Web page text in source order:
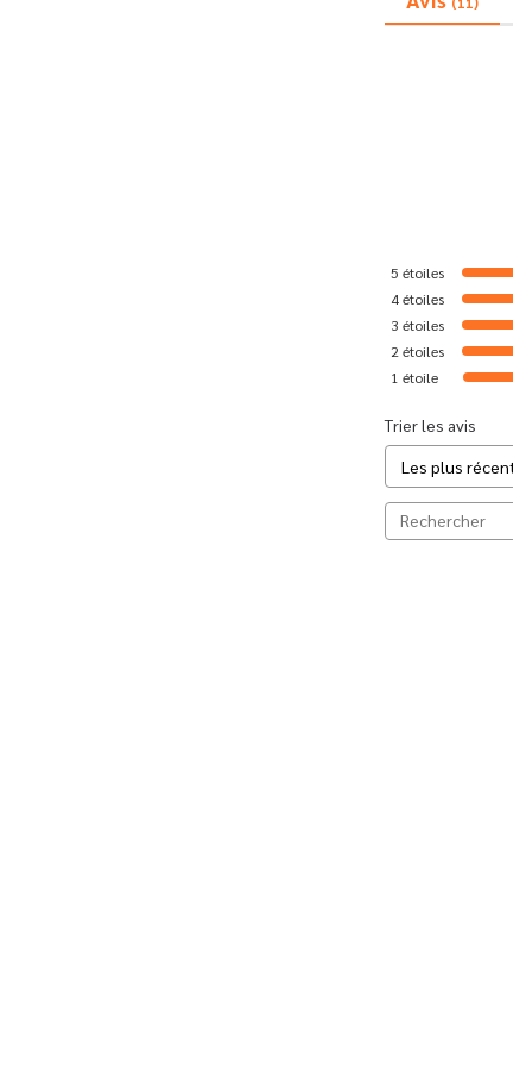
5 étoiles
4étoiles
3 étoiles
2 étoiles
1 étoile
Trier les avis